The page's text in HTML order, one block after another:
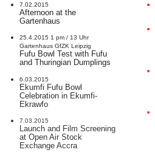
7.02.2015
Afternoon at the
Gartenhaus
25.4.2015 1 pm / 13 Uhr
Gartenhaus GfZK Leipzig
Fufu Bowl Test with Fufu
and Thuringian Dumplings
6.03.2015
Ekumfi Fufu Bowl
Celebration in Ekumfi-
Ekrawfo
7.03.2015
Launch and Film Screening
at Open Air Stock
Exchange Accra